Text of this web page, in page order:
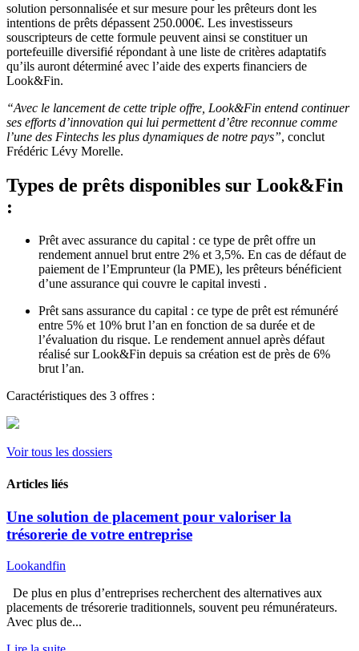
solution personnalisée et sur mesure pour les prêteurs dont les
intentions de prêts dépassent 250.000€. Les investisseurs
souscripteurs de cette formule peuvent ainsi se constituer un
portefeuille diversifié répondant à une liste de critères adaptatifs
qu’ils auront déterminé avec l’aide des experts financiers de
Look&Fin.
“Avec le lancement de cette triple offre, Look&Fin entend continuer
ses efforts d’innovation qui lui permettent d’être reconnue comme
l’une des Fintechs les plus dynamiques de notre pays”, conclut
Frédéric Lévy Morelle.
Types de prêts disponibles sur Look&Fin
:
Prêt avec assurance du capital : ce type de prêt offre un
rendement annuel brut entre 2% et 3,5%. En cas de défaut de
paiement de l’Emprunteur (la PME), les prêteurs bénéficient
d’une assurance qui couvre le capital investi .
Prêt sans assurance du capital : ce type de prêt est rémunéré
entre 5% et 10% brut l’an en fonction de sa durée et de
l’évaluation du risque. Le rendement annuel après défaut
réalisé sur Look&Fin depuis sa création est de près de 6%
brut l’an.
Caractéristiques des 3 offres :
Voir tous les dossiers
Articles liés
Une solution de placement pour valoriser la
trésorerie de votre entreprise
Lookandfin
De plus en plus d’entreprises recherchent des alternatives aux
placements de trésorerie traditionnels, souvent peu rémunérateurs.
Avec plus de...